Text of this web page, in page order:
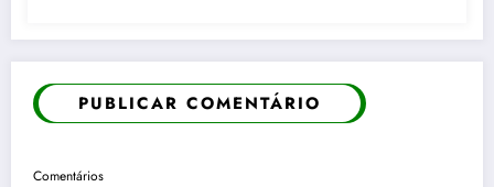
PUBLICAR COMENTÁRIO
Comentários